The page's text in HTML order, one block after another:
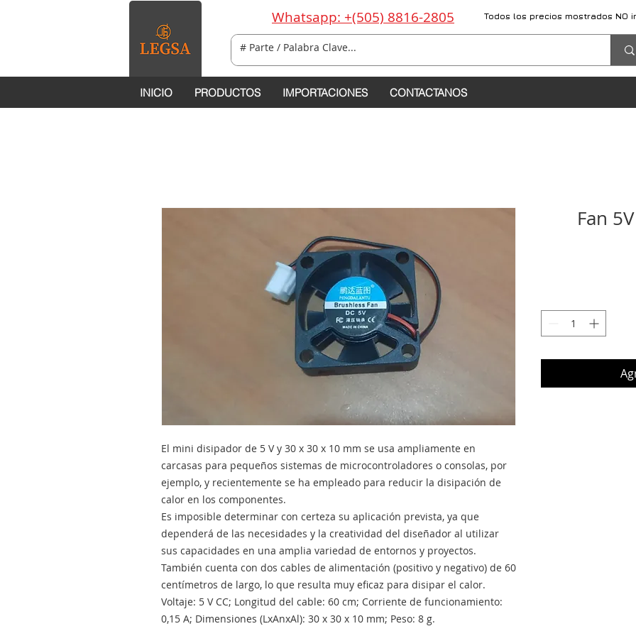
Whatsapp: +(505) 8816-2805 Todos los precios mostrados NO
INICIO PRODUCTOS IMPORTACIONES CONTACTANOS
El mini disipador de 5 V y 30 x 30 x 10 mm se usa ampliamente en
carcasas para pequeños sistemas de microcontroladores o consolas, por
ejemplo, y recientemente se ha empleado para reducir la disipación de
calor en los componentes.
Es imposible determinar con certeza su aplicación prevista, ya que
dependerá de las necesidades y la creatividad del diseñador al utilizar
sus capacidades en una amplia variedad de entornos y proyectos.
También cuenta con dos cables de alimentación (positivo y negativo) de 60
centímetros de largo, lo que resulta muy eficaz para disipar el calor.
Voltaje: 5 V CC; Longitud del cable: 60 cm; Corriente de funcionamiento:
0,15 A; Dimensiones (LxAnxAl): 30 x 30 x 10 mm; Peso: 8 g.
Fan